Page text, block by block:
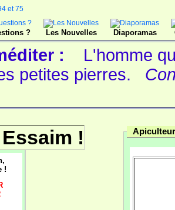
? Les Nouvelles Diaporamas
:
L'homme
petites pierres.
!
!